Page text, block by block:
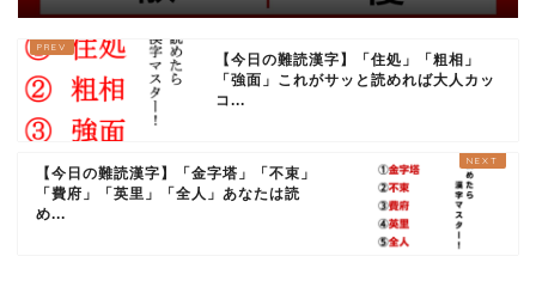
【今日の難読漢字】「住処」「粗相」
「強面」これがサッと読めれば大人カッ
コ...
【今日の難読漢字】「金字塔」「不束」
「費府」「英里」「全人」あなたは読
め...